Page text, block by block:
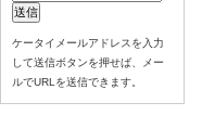
ケータイメールアドレスを入力
して送信ボタンを押せば、メー
ルでURLを送信できます。